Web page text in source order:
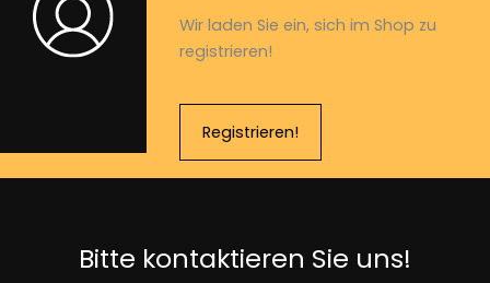
Wir laden Sie ein, sich im Shop zu
registrieren!
Registrieren!
Bitte kontaktieren Sie uns!